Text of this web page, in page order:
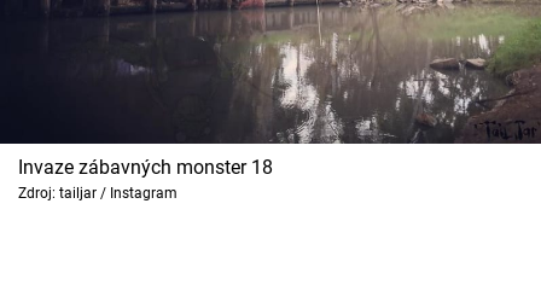
Invaze zábavných monster 18
Zdroj: tailjar / Instagram